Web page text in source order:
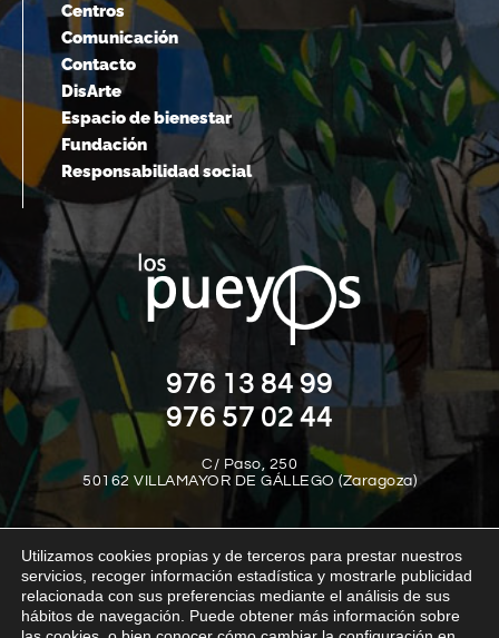
Centros
Comunicación
Contacto
DisArte
Espacio de bienestar
Fundación
Responsabilidad social
976 13 84 99
976 57 02 44
C/ Paso, 250
50162 VILLAMAYOR DE GÁLLEGO (Zaragoza)
Utilizamos cookies propias y de terceros para prestar nuestros
servicios, recoger información estadística y mostrarle publicidad
relacionada con sus preferencias mediante el análisis de sus
hábitos de navegación. Puede obtener más información sobre